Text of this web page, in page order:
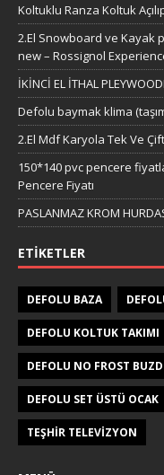
Koltuklu Ranza Koltuk
2.El Snowboard ve Kayak
new – Rossignol
İKİNCİ EL İTHAL
Defolu baymak klima
2.El Mdf Karyola Tek Ve
150*140 pvc pencere
Pencere Fiyatı
PASLANMAZ KROM
ETIKETLER
DEFOLU BAZA
DEFOLU KOLTUK TAKIMI
DEFOLU NO FROST
DEFOLU SET ÜSTÜ OCAK
TEŞHIR TELEVIZYON